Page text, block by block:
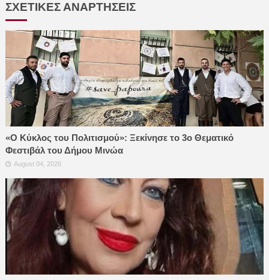
ΣΧΕΤΙΚΕΣ ΑΝΑΡΤΗΣΕΙΣ
«Ο Κύκλος του Πολιτισμού»: Ξεκίνησε το 3ο Θεματικό
Φεστιβάλ του Δήμου Μινώα
August 04, 2026